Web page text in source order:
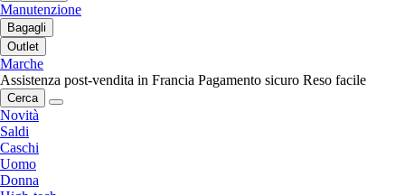
Manutenzione
Bagagli
Outlet
Marche
Assistenza post-vendita in Francia Pagamento sicuro Reso facile
Cerca
Novità
Saldi
Caschi
Uomo
Donna